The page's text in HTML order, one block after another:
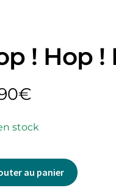
! Hop !
€
stock
au panier